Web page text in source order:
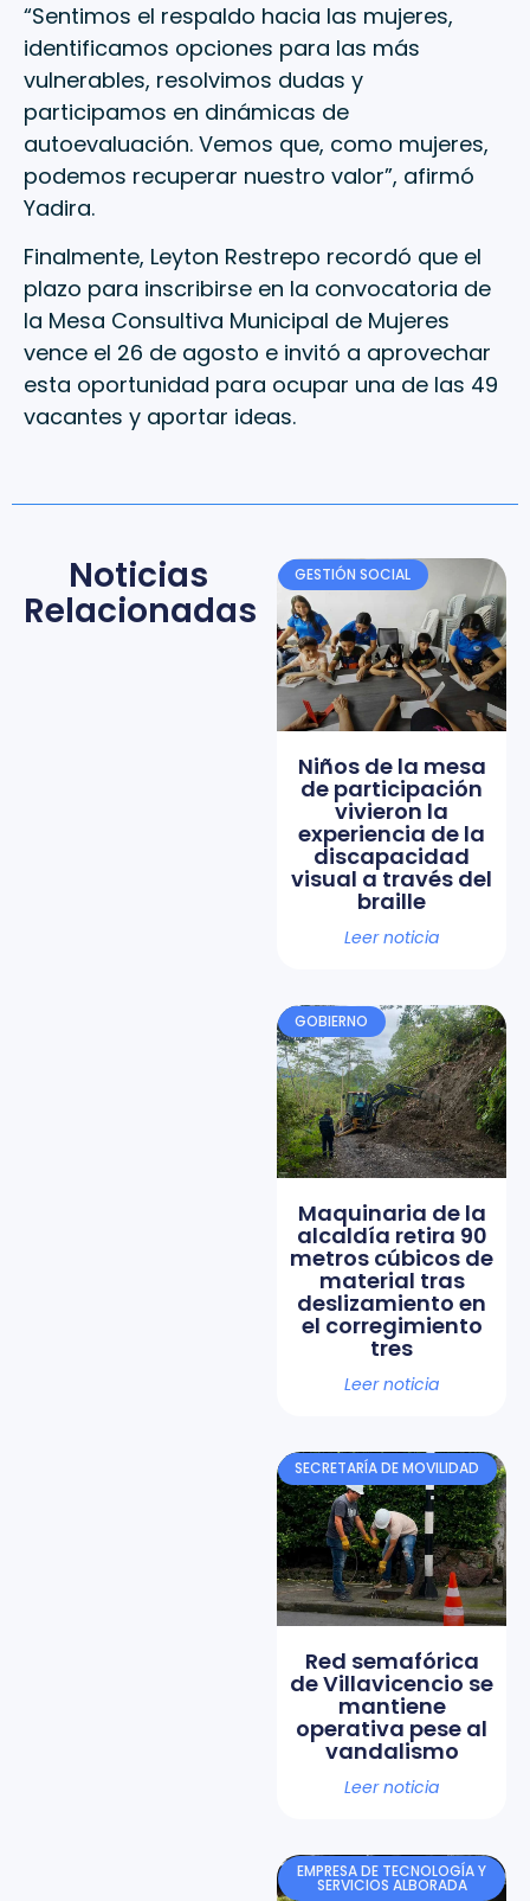
“Sentimos el respaldo hacia las mujeres,
identificamos opciones para las más
vulnerables, resolvimos dudas y
participamos en dinámicas de
autoevaluación. Vemos que, como mujeres,
podemos recuperar nuestro valor”, afirmó
Yadira.
Finalmente, Leyton Restrepo recordó que el
plazo para inscribirse en la convocatoria de
la Mesa Consultiva Municipal de Mujeres
vence el 26 de agosto e invitó a aprovechar
esta oportunidad para ocupar una de las 49
vacantes y aportar ideas.
Noticias
Relacionadas
GESTIÓN SOCIAL
Niños de la mesa
de participación
vivieron la
experiencia de la
discapacidad
visual a través del
braille
Leer noticia
GOBIERNO
Maquinaria de la
alcaldía retira 90
metros cúbicos de
material tras
deslizamiento en
el corregimiento
tres
Leer noticia
SECRETARÍA DE MOVILIDAD
Red semafórica
de Villavicencio se
mantiene
operativa pese al
vandalismo
Leer noticia
EMPRESA DE TECNOLOGÍA Y
SERVICIOS ALBORADA